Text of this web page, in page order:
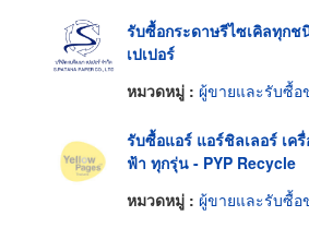
รับซื้อกระดาษรีไซเคิลทุก
เปเปอร์
หมวดหมู่ : ผู้ขายและรับซื้อข
รับซื้อแอร์ แอร์ชิลเลอร์ เค
ฟ้า ทุกรุ่น - PYP Recycle
หมวดหมู่ : ผู้ขายและรับซื้อข